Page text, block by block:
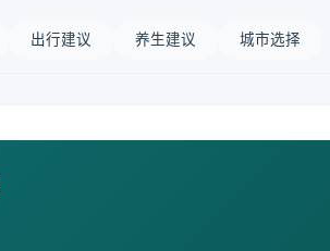
出行建议 养生建议 城市选择